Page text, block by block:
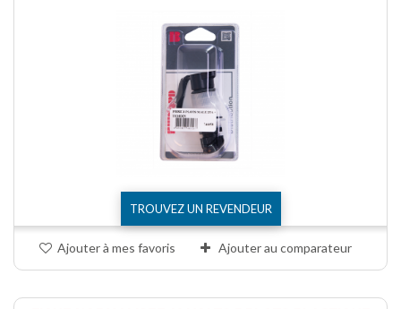
TROUVEZ UN REVENDEUR
Ajouter à mes favoris Ajouter au comparateur